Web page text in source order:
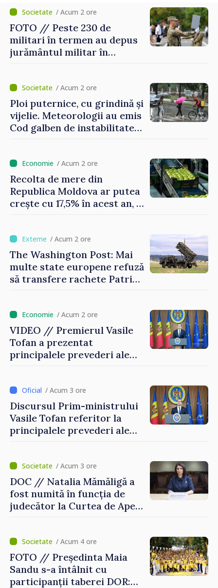
/ Acum 2 ore
FOTO // Peste 230 de
militari în termen au depus
jurământul militar în
/ Acum 2 ore
Ploi puternice, cu grindină și
vijelie. Meteorologii au emis
Cod galben de instabilitate
/ Acum 2 ore
Recolta de mere din
Republica Moldova ar putea
crește cu 17,5% în acest an, în
/ Acum 2 ore
The Washington Post: Mai
multe state europene refuză
să transfere rachete Patriot
/ Acum 2 ore
VIDEO // Premierul Vasile
Tofan a prezentat
principalele prevederi ale
/ Acum 3 ore
Discursul Prim-ministrului
Vasile Tofan referitor la
principalele prevederi ale
/ Acum 3 ore
DOC // Natalia Mămăligă a
fost numită în funcția de
judecător la Curtea de Apel
/ Acum 4 ore
FOTO // Președinta Maia
Sandu s-a întâlnit cu
participanții taberei DOR: